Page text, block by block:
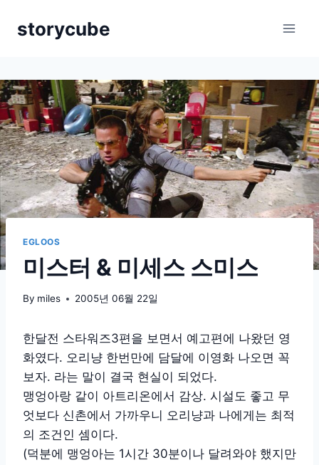
storycube
EGLOOS
미스터 & 미세스 스미스
By miles 2005년 06월 22일
한달전 스타워즈3편을 보면서 예고편에 나왔던 영
화였다. 오리냥 한번만에 담달에 이영화 나오면 꼭
보자. 라는 말이 결국 현실이 되었다.
맹엉아랑 같이 아트리온에서 감상. 시설도 좋고 무
엇보다 신촌에서 가까우니 오리냥과 나에게는 최적
의 조건인 셈이다.
(덕분에 맹엉아는 1시간 30분이나 달려와야 했지만